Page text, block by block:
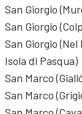
San Giorgio
San Giorgio
San Giorgio
Isola di Pasqua)
San Marco
San Marco